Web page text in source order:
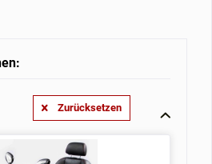
Zurücksetzen